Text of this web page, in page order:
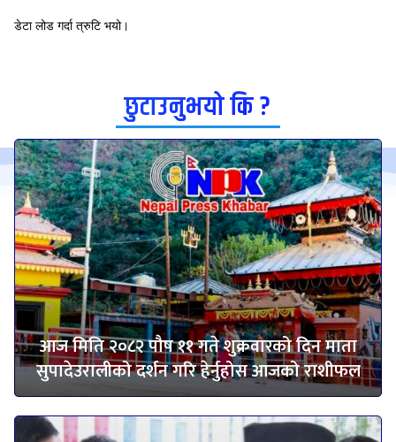
डेटा लोड गर्दा त्रुटि भयो।
छुटाउनुभयो कि ?
आज मिति २०८२ पौष ११ गते शुक्रवारको दिन माता
सुपादेउरालीको दर्शन गरि हेर्नुहोस आजको राशीफल